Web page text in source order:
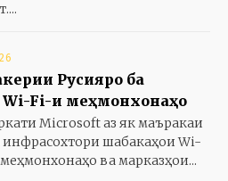
Русияро ба
Wi-Fi-и меҳмонхонаҳо
Microsoft аз як маъракаи
инфрасохтори шабакаҳои Wi-
ва марказҳои...